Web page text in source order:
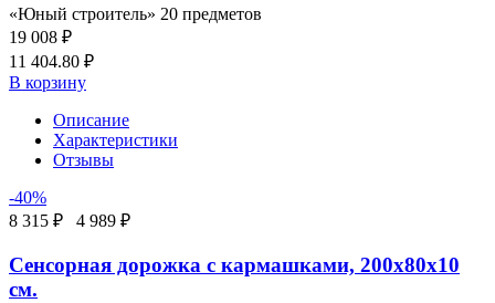
«Юный строитель» 20 предметов
19 008 ₽
11 404.80 ₽
В корзину
Описание
Характеристики
Отзывы
-40%
8 315 ₽
4 989 ₽
Сенсорная дорожка с кармашками, 200х80х10
см.